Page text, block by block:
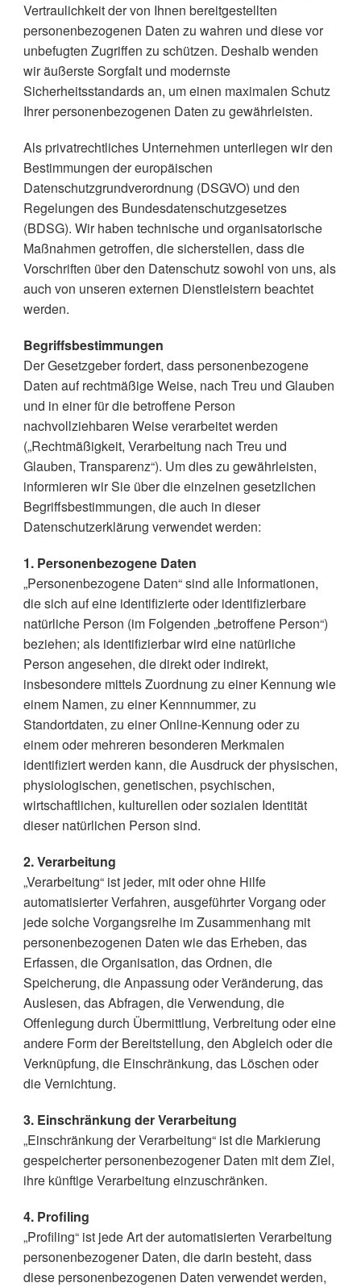
Vertraulichkeit der von Ihnen bereitgestellten
personenbezogenen Daten zu wahren und diese vor
unbefugten Zugriffen zu schützen. Deshalb wenden
wir äußerste Sorgfalt und modernste
Sicherheitsstandards an, um einen maximalen Schutz
Ihrer personenbezogenen Daten zu gewährleisten.
Als privatrechtliches Unternehmen unterliegen wir den
Bestimmungen der europäischen
Datenschutzgrundverordnung (DSGVO) und den
Regelungen des Bundesdatenschutzgesetzes
(BDSG). Wir haben technische und organisatorische
Maßnahmen getroffen, die sicherstellen, dass die
Vorschriften über den Datenschutz sowohl von uns, als
auch von unseren externen Dienstleistern beachtet
werden.
Begriffsbestimmungen
Der Gesetzgeber fordert, dass personenbezogene
Daten auf rechtmäßige Weise, nach Treu und Glauben
und in einer für die betroffene Person
nachvollziehbaren Weise verarbeitet werden
(„Rechtmäßigkeit, Verarbeitung nach Treu und
Glauben, Transparenz“). Um dies zu gewährleisten,
informieren wir Sie über die einzelnen gesetzlichen
Begriffsbestimmungen, die auch in dieser
Datenschutzerklärung verwendet werden:
1. Personenbezogene Daten
„Personenbezogene Daten“ sind alle Informationen,
die sich auf eine identifizierte oder identifizierbare
natürliche Person (im Folgenden „betroffene Person“)
beziehen; als identifizierbar wird eine natürliche
Person angesehen, die direkt oder indirekt,
insbesondere mittels Zuordnung zu einer Kennung wie
einem Namen, zu einer Kennnummer, zu
Standortdaten, zu einer Online-Kennung oder zu
einem oder mehreren besonderen Merkmalen
identifiziert werden kann, die Ausdruck der physischen,
physiologischen, genetischen, psychischen,
wirtschaftlichen, kulturellen oder sozialen Identität
dieser natürlichen Person sind.
2. Verarbeitung
„Verarbeitung“ ist jeder, mit oder ohne Hilfe
automatisierter Verfahren, ausgeführter Vorgang oder
jede solche Vorgangsreihe im Zusammenhang mit
personenbezogenen Daten wie das Erheben, das
Erfassen, die Organisation, das Ordnen, die
Speicherung, die Anpassung oder Veränderung, das
Auslesen, das Abfragen, die Verwendung, die
Offenlegung durch Übermittlung, Verbreitung oder eine
andere Form der Bereitstellung, den Abgleich oder die
Verknüpfung, die Einschränkung, das Löschen oder
die Vernichtung.
3. Einschränkung der Verarbeitung
„Einschränkung der Verarbeitung“ ist die Markierung
gespeicherter personenbezogener Daten mit dem Ziel,
ihre künftige Verarbeitung einzuschränken.
4. Profiling
„Profiling“ ist jede Art der automatisierten Verarbeitung
personenbezogener Daten, die darin besteht, dass
diese personenbezogenen Daten verwendet werden,